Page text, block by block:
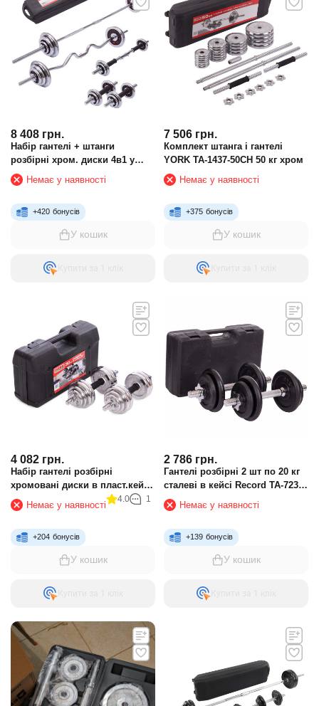
8 408 грн.
Набір гантелі + штанги
розбірні хром. диски 4в1 у
пластиковому кейсі 55 кг SP-
Sport LN-1312
Немає у наявності
+420 бонусів
У кошик
7 506 грн.
Комплект штанга і гантелі
YORK TA-1437-50CH 50 кг хром
Немає у наявності
+375 бонусів
У кошик
4 082 грн.
Набір гантелі розбірні
хромовані диски в пласт.кейсі
30 кг YORK FITNESS TA-80047-
30
Немає у наявності
4.0 1
+204 бонусів
У кошик
2 786 грн.
Гантелі розбірні 2 шт по 20 кг
сталеві в кейсі Record TA-7230-
20
Немає у наявності
+139 бонусів
У кошик